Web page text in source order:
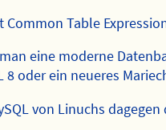
Common Table
eine moderne
8 oder ein neueres
von Linuchs